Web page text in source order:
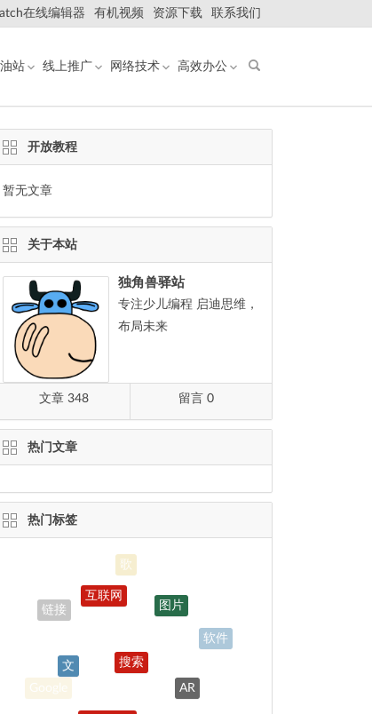
在线编辑器 有机视频 资源下载 联系我们
站 线上推广 网络技术 高效办公
开放教程
暂无文章
关于本站
独角兽驿站
专注少儿编程 启迪思维，
布局未来
文章 348 留言 0
热门文章
热门标签
链接
软件
Google